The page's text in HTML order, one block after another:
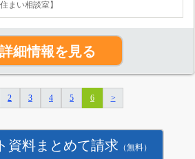
まい相談室】
細情報を見る
2 3 4 5 6 >
資料まとめて請求 （無料）